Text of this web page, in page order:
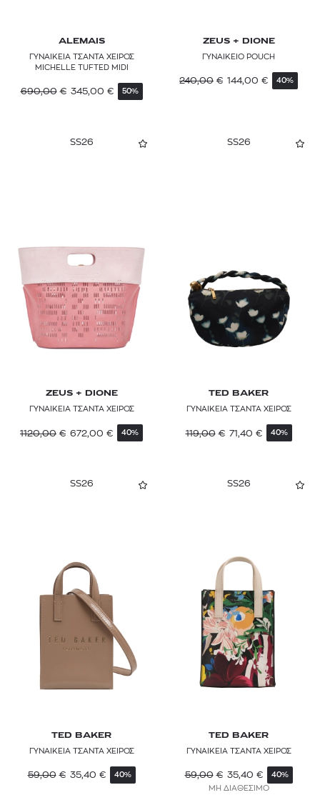
ALEMAIS
ΓΥΝΑΙΚΕΙΑ ΤΣΑΝΤΑ ΧΕΙΡΟΣ
MICHELLE TUFTED MIDI
690,00 € 345,00 € 50%
ZEUS + DIONE
ΓΥΝΑΙΚΕΙΟ POUCH
240,00 € 144,00 € 40%
SS26
ZEUS + DIONE
ΓΥΝΑΙΚΕΙΑ ΤΣΑΝΤΑ ΧΕΙΡΟΣ
1120,00 € 672,00 € 40%
SS26
TED BAKER
ΓΥΝΑΙΚΕΙΑ ΤΣΑΝΤΑ ΧΕΙΡΟΣ
119,00 € 71,40 € 40%
SS26
TED BAKER
ΓΥΝΑΙΚΕΙΑ ΤΣΑΝΤΑ ΧΕΙΡΟΣ
59,00 € 35,40 € 40%
SS26
TED BAKER
ΓΥΝΑΙΚΕΙΑ ΤΣΑΝΤΑ ΧΕΙΡΟΣ
59,00 € 35,40 € 40%
ΜΗ ΔΙΑΘΕΣΙΜΟ